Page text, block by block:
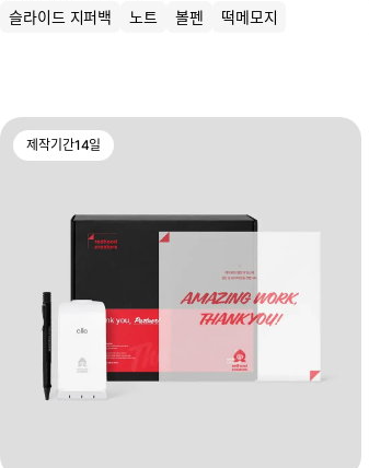
슬라이드 지퍼백 노트 볼펜 떡메모지
제작기간14일